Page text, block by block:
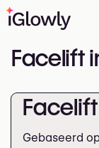
Facelift
Gebaseerd